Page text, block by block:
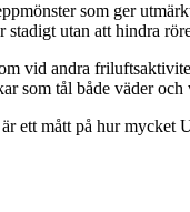
som ger
stadigt utan att hindra
vid andra
som tål både väder och
ett mått på hur mycket